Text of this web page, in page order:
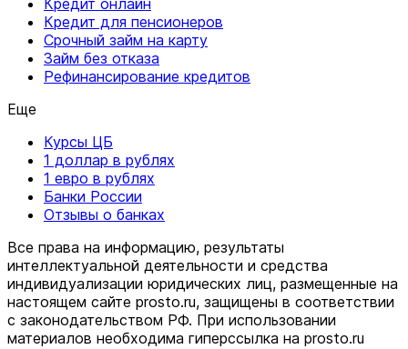
Кредит онлайн
Кредит для пенсионеров
Срочный займ на карту
Займ без отказа
Рефинансирование кредитов
Еще
Курсы ЦБ
1 доллар в рублях
1 евро в рублях
Банки России
Отзывы о банках
Все права на информацию, результаты
интеллектуальной деятельности и средства
индивидуализации юридических лиц, размещенные на
настоящем сайте prosto.ru, защищены в соответствии
c законодательством РФ. При использовании
материалов необходима гиперссылка на prosto.ru